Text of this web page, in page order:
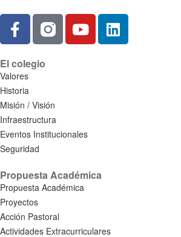
El colegio
Valores
Historia
Misión / Visión
Infraestructura
Eventos Institucionales
Seguridad
Propuesta Académica
Propuesta Académica
Proyectos
Acción Pastoral
Actividades Extracurriculares